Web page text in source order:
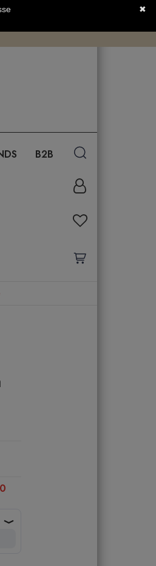
B2B
✖